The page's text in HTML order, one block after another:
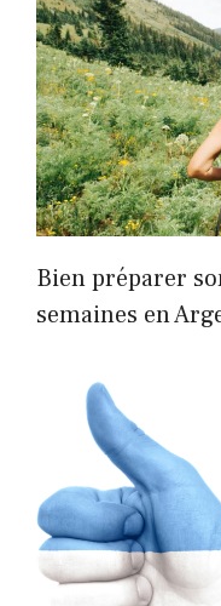
Bien préparer
semaines en